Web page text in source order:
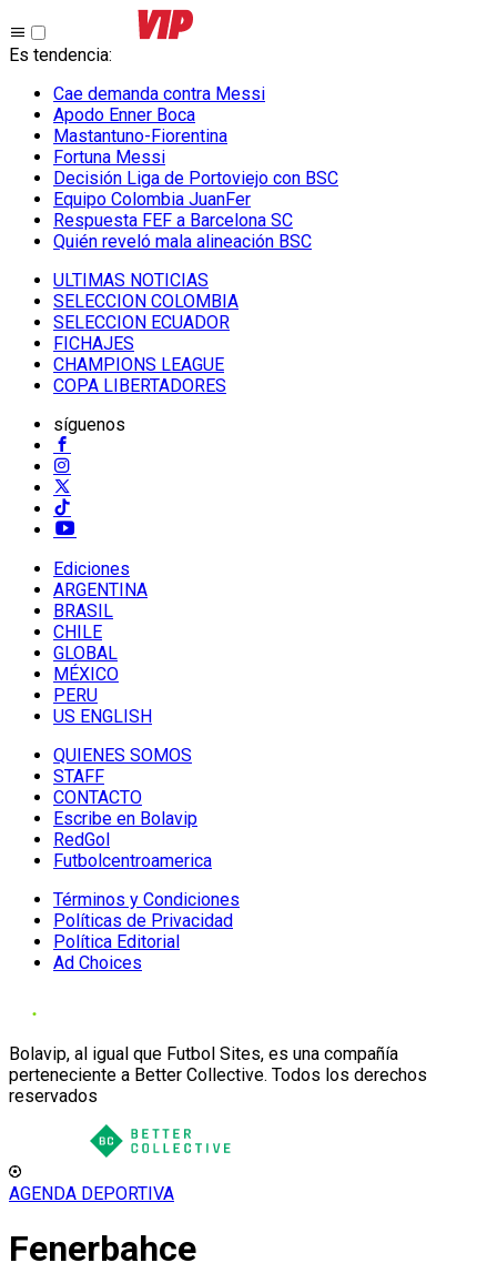
Es tendencia:
Cae demanda contra Messi
Apodo Enner Boca
Mastantuno-Fiorentina
Fortuna Messi
Decisión Liga de Portoviejo con BSC
Equipo Colombia JuanFer
Respuesta FEF a Barcelona SC
Quién reveló mala alineación BSC
ULTIMAS NOTICIAS
SELECCION COLOMBIA
SELECCION ECUADOR
FICHAJES
CHAMPIONS LEAGUE
COPA LIBERTADORES
síguenos
Ediciones
ARGENTINA
BRASIL
CHILE
GLOBAL
MÉXICO
PERU
US ENGLISH
QUIENES SOMOS
STAFF
CONTACTO
Escribe en Bolavip
RedGol
Futbolcentroamerica
Términos y Condiciones
Políticas de Privacidad
Política Editorial
Ad Choices
Bolavip, al igual que Futbol Sites, es una compañía
perteneciente a Better Collective. Todos los derechos
reservados
AGENDA DEPORTIVA
Fenerbahce